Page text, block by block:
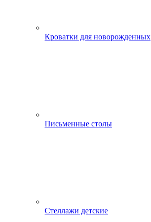
Кроватки для новорожденных
Письменные столы
Стеллажи детские